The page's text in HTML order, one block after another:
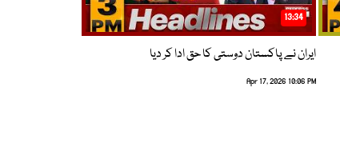
13:34
ایران نے پاکستان دوستی کا حق ادا کر دیا
Apr 17, 2026 10:06 PM